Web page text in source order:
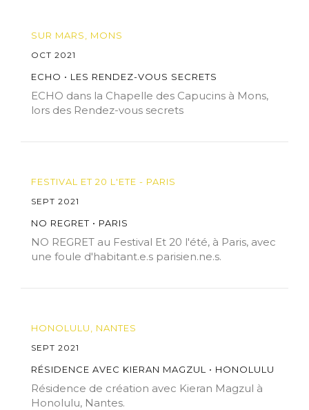
SUR MARS, MONS
OCT 2021
ECHO • LES RENDEZ-VOUS SECRETS
ECHO dans la Chapelle des Capucins à Mons,
lors des Rendez-vous secrets
FESTIVAL ET 20 L'ETE - PARIS
SEPT 2021
NO REGRET • PARIS
NO REGRET au Festival Et 20 l'été, à Paris, avec
une foule d'habitant.e.s parisien.ne.s.
HONOLULU, NANTES
SEPT 2021
RÉSIDENCE AVEC KIERAN MAGZUL • HONOLULU
Résidence de création avec Kieran Magzul à
Honolulu, Nantes.